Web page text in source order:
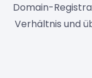
Domain-
Verhältnis und